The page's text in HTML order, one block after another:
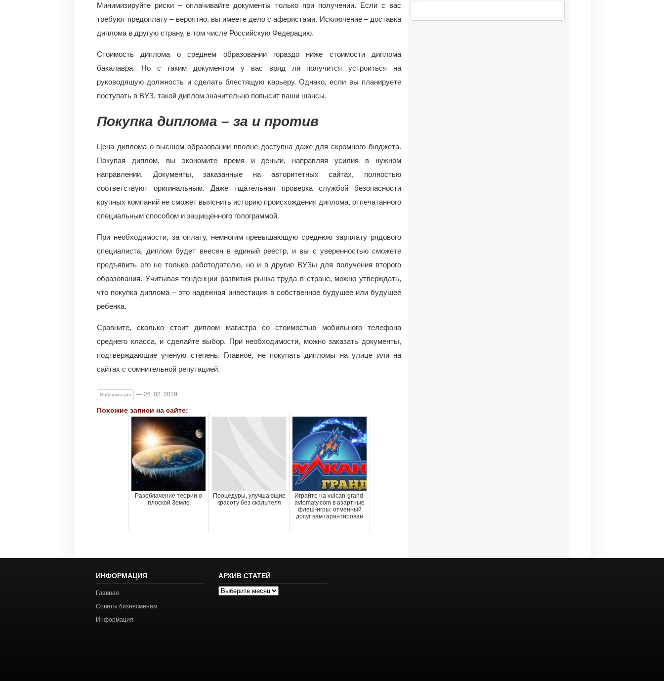
Минимизируйте риски – оплачивайте документы только при получении. Если с вас
требуют предоплату – вероятно, вы имеете дело с аферистами. Исключение – доставка
диплома в другую страну, в том числе Российскую Федерацию.
Стоимость диплома о среднем образовании гораздо ниже стоимости диплома
бакалавра. Но с таким документом у вас вряд ли получится устроиться на
руководящую должность и сделать блестящую карьеру. Однако, если вы планируете
поступать в ВУЗ, такой диплом значительно повысит ваши шансы.
Покупка диплома – за и против
Цена диплома о высшем образовании вполне доступна даже для скромного бюджета.
Покупая диплом, вы экономите время и деньги, направляя усилия в нужном
направлении. Документы, заказанные на авторитетных сайтах, полностью
соответствуют оригинальным. Даже тщательная проверка службой безопасности
крупных компаний не сможет выяснить историю происхождения диплома, отпечатанного
специальным способом и защищенного голограммой.
При необходимости, за оплату, немногим превышающую среднюю зарплату рядового
специалиста, диплом будет внесен в единый реестр, и вы с уверенностью сможете
предъявить его не только работодателю, но и в другие ВУЗы для получения второго
образования. Учитывая тенденции развития рынка труда в стране, можно утверждать,
что покупка диплома – это надежная инвестиция в собственное будущее или будущее
ребенка.
Сравните, сколько стоит диплом магистра со стоимостью мобильного телефона
среднего класса, и сделайте выбор. При необходимости, можно заказать документы,
подтверждающие ученую степень. Главное, не покупать дипломы на улице или на
сайтах с сомнительной репутацией.
Информация — 26. 02. 2019
Похожие записи на сайте:
Разоблачение теории о
плоской Земле
Процедуры, улучшающие
красоту без скальпеля
Играйте на vulcan-grand-
avtomaty.com в азартные
флеш-игры: отменный
досуг вам гарантирован
ИНФОРМАЦИЯ
Главная
Советы бизнесменам
Информация
АРХИВ СТАТЕЙ
Архив